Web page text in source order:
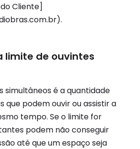
Cliente]
limite de ouvintes
simultâneos é a quantidade
que podem ouvir ou assistir a
tempo. Se o limite for
podem não conseguir
até que um espaço seja